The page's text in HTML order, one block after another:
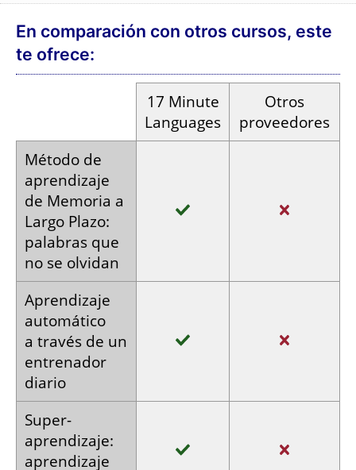
En comparación con otros cursos, este
te ofrece:
17 Minute
Languages
Otros
proveedores
Método de
aprendizaje
de Memoria a
Largo Plazo:
palabras que
no se olvidan
Aprendizaje
automático
a través de un
entrenador
diario
Super­
aprendizaje:
aprendizaje